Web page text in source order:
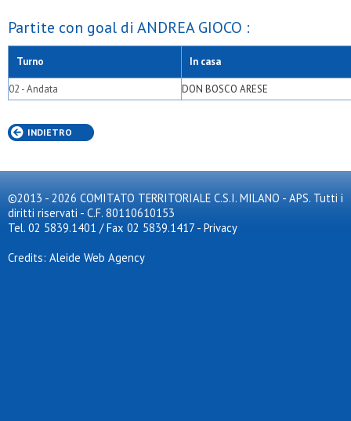
Partite con goal di ANDREA GIOCO :
Turno In casa
02 - Andata DON BOSCO ARESE
INDIETRO
©2013 - 2026 COMITATO TERRITORIALE C.S.I. MILANO - APS. Tutti i
diritti riservati - C.F. 80110610153
Tel. 02 5839.1401 / Fax 02 5839.1417 - Privacy
Credits: Aleide Web Agency